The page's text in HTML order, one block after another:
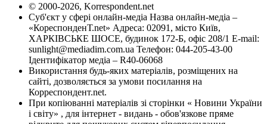
© 2000-2026, Korrespondent.net
Суб'єкт у сфері онлайн-медіа Назва онлайн-медіа –
«КореспонденТ.net» Адреса: 02091, місто Київ,
ХАРКІВСЬКЕ ШОСЕ, будинок 172-Б, офіс 208/1 E-mail:
sunlight@mediadim.com.ua Телефон: 044-205-43-00
Ідентифікатор медіа – R40-06068
Використання будь-яких матеріалів, розміщених на
сайті, дозволяється за умови посилання на
Корреспондент.net.
При копіюванні матеріалів зі сторінки « Новини України
і світу» , для інтернет - видань - обов'язкове пряме